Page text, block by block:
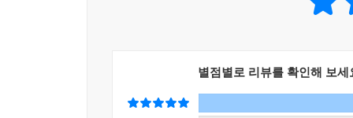
별점별로 리뷰를 확인해 보세